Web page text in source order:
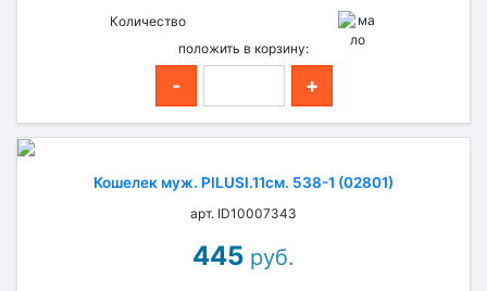
Количество
положить в корзину:
- +
Кошелек муж. PILUSI.11см. 538-1 (02801)
арт. ID10007343
445 руб.